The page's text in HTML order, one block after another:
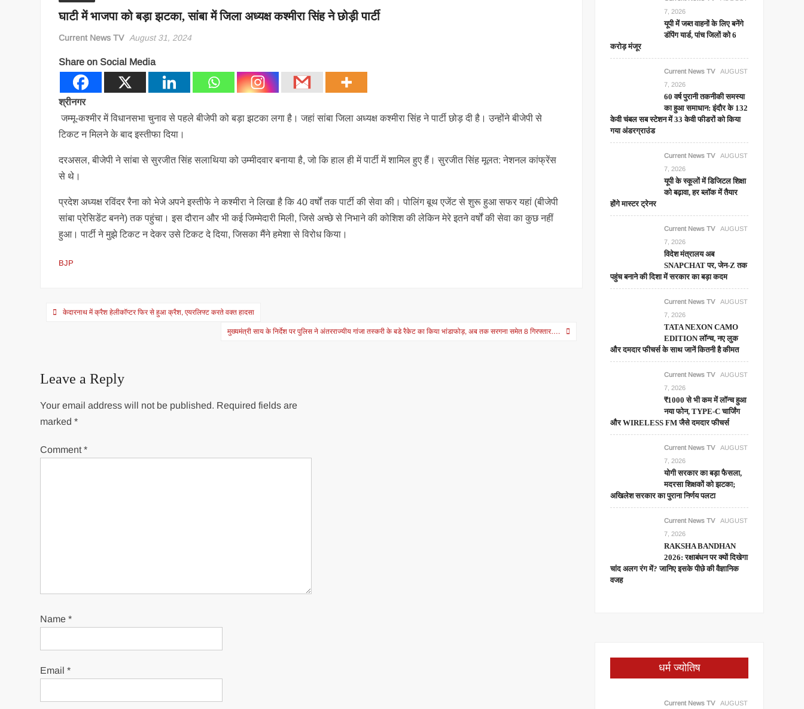
घाटी में भाजपा को बड़ा झटका, सांबा में जिला अध्यक्ष कश्मीरा सिंह ने छोड़ी पार्टी
Current News TV August 31, 2024
Share on Social Media
श्रीनगर
जम्मू-कश्मीर में विधानसभा चुनाव से पहले बीजेपी को बड़ा झटका लगा है। जहां सांबा जिला अध्यक्ष कश्मीरा सिंह ने पार्टी छोड़ दी है। उन्होंने बीजेपी से
टिकट न मिलने के बाद इस्तीफा दिया।
दरअसल, बीजेपी ने सांबा से सुरजीत सिंह सलाथिया को उम्मीदवार बनाया है, जो कि हाल ही में पार्टी में शामिल हुए हैं। सुरजीत सिंह मूलत: नेशनल कांफ्रेंस
से थे।
प्रदेश अध्यक्ष रविंदर रैना को भेजे अपने इस्तीफे ने कश्मीरा ने लिखा है कि 40 वर्षों तक पार्टी की सेवा की। पोलिंग बूथ एजेंट से शुरू हुआ सफर यहां (बीजेपी
सांबा प्रेसिडेंट बनने) तक पहुंचा। इस दौरान और भी कई जिम्मेदारी मिली, जिसे अच्छे से निभाने की कोशिश की लेकिन मेरे इतने वर्षों की सेवा का कुछ नहीं
हुआ। पार्टी ने मुझे टिकट न देकर उसे टिकट दे दिया, जिसका मैंने हमेशा से विरोध किया।
BJP
Postकेदारनाथ में क्रैश हेलीकॉप्टर फिर से हुआ क्रैश, एयरलिफ्ट करते वक्त हादसा
मुख्यमंत्री साय के निर्देश पर पुलिस ने अंतरराज्यीय गांजा तस्करी के बडे रैकेट का किया भांडाफोड़, अब तक सरगना समेत 8 गिरफ्तार….
Leave a Reply
Your email address will not be published. Required fields are
marked*
Comment*
Name*
Email*
7, 2026
यूपी में जब्त वाहनों के लिए बनेंगे
डंपिंग यार्ड, पांच जिलों को 6
करोड़ मंजूर
Current News TV
AUGUST
7, 2026
60 वर्ष पुरानी तकनीकी समस्या
का हुआ समाधान: इंदौर के 132
केवी चंबल सब स्टेशन में 33 केवी फीडरों को किया
गया अंडरग्राउंड
Current News TV
AUGUST
7, 2026
यूपी के स्कूलों में डिजिटल शिक्षा
को बढ़ावा, हर ब्लॉक में तैयार
होंगे मास्टर ट्रेनर
Current News TV
AUGUST
7, 2026
विदेश मंत्रालय अब
SNAPCHAT पर, जेन-Z तक
पहुंच बनाने की दिशा में सरकार का बड़ा कदम
Current News TV
AUGUST
7, 2026
TATA NEXON CAMO
EDITION लॉन्च, नए लुक
और दमदार फीचर्स के साथ जानें कितनी है कीमत
Current News TV
AUGUST
7, 2026
₹1000 से भी कम में लॉन्च हुआ
नया फोन, TYPE-C चार्जिंग
और WIRELESS FM जैसे दमदार फीचर्स
Current News TV
AUGUST
7, 2026
योगी सरकार का बड़ा फैसला,
मदरसा शिक्षकों को झटका;
अखिलेश सरकार का पुराना निर्णय पलटा
Current News TV
AUGUST
7, 2026
RAKSHA BANDHAN
2026: रक्षाबंधन पर क्यों दिखेगा
चांद अलग रंग में? जानिए इसके पीछे की वैज्ञानिक
वजह
धर्म ज्योतिष
Current News TV
AUGUST